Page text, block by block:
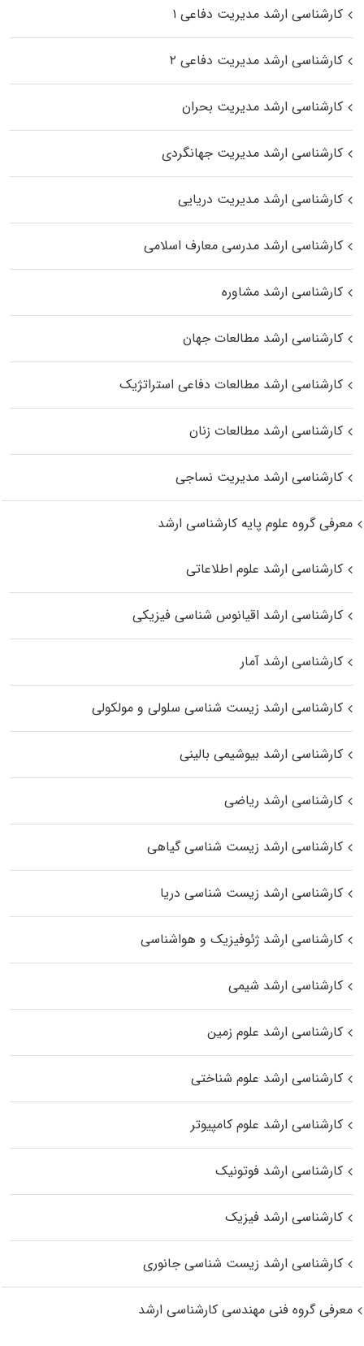
کارشناسی ارشد مدیریت دفاعی ۱
کارشناسی ارشد مدیریت دفاعی ۲
کارشناسی ارشد مدیریت بحران
کارشناسی ارشد مدیریت جهانگردی
کارشناسی ارشد مدیریت دریایی
کارشناسی ارشد مدرسی معارف اسلامی
کارشناسی ارشد مشاوره
کارشناسی ارشد مطالعات جهان
کارشناسی ارشد مطالعات دفاعی استراتژیک
کارشناسی ارشد مطالعات زنان
کارشناسی ارشد مدیریت نساجی
معرفی گروه علوم پایه کارشناسی ارشد
کارشناسی ارشد علوم اطلاعاتی
کارشناسی ارشد اقیانوس‌ شناسی فیزیکی
کارشناسی ارشد آمار
کارشناسی ارشد زیست شناسی سلولی و مولکولی
کارشناسی ارشد بیوشیمی بالینی
کارشناسی ارشد ریاضی
کارشناسی ارشد زیست‌ شناسی گیاهی
کارشناسی ارشد زیست‌ شناسی دریا
کارشناسی ارشد ژئوفیزیک و هواشناسی
کارشناسی ارشد شیمی
کارشناسی ارشد علوم زمین
کارشناسی ارشد علوم شناختی
کارشناسی ارشد علوم کامپیوتر
کارشناسی ارشد فوتونیک
کارشناسی ارشد فیزیک
کارشناسی ارشد زیست‌ شناسی جانوری
معرفی گروه فنی مهندسی کارشناسی ارشد